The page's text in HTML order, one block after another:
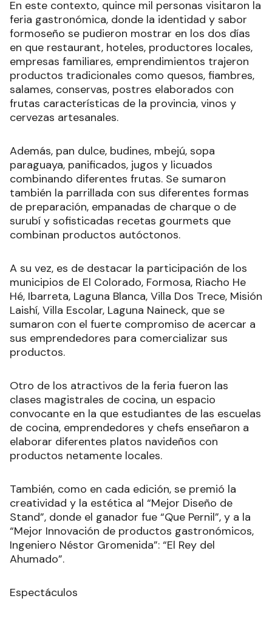
En este contexto, quince mil personas visitaron la
feria gastronómica, donde la identidad y sabor
formoseño se pudieron mostrar en los dos días
en que restaurant, hoteles, productores locales,
empresas familiares, emprendimientos trajeron
productos tradicionales como quesos, fiambres,
salames, conservas, postres elaborados con
frutas características de la provincia, vinos y
cervezas artesanales.
Además, pan dulce, budines, mbejú, sopa
paraguaya, panificados, jugos y licuados
combinando diferentes frutas. Se sumaron
también la parrillada con sus diferentes formas
de preparación, empanadas de charque o de
surubí y sofisticadas recetas gourmets que
combinan productos autóctonos.
A su vez, es de destacar la participación de los
municipios de El Colorado, Formosa, Riacho He
Hé, Ibarreta, Laguna Blanca, Villa Dos Trece, Misión
Laishí, Villa Escolar, Laguna Naineck, que se
sumaron con el fuerte compromiso de acercar a
sus emprendedores para comercializar sus
productos.
Otro de los atractivos de la feria fueron las
clases magistrales de cocina, un espacio
convocante en la que estudiantes de las escuelas
de cocina, emprendedores y chefs enseñaron a
elaborar diferentes platos navideños con
productos netamente locales.
También, como en cada edición, se premió la
creatividad y la estética al “Mejor Diseño de
Stand”, donde el ganador fue “Que Pernil”, y a la
“Mejor Innovación de productos gastronómicos,
Ingeniero Néstor Gromenida”: “El Rey del
Ahumado”.
Espectáculos